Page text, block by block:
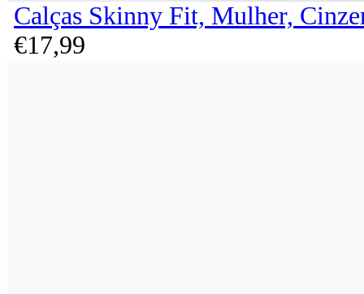
Calças Skinny Fit, Mulher,
€17,99